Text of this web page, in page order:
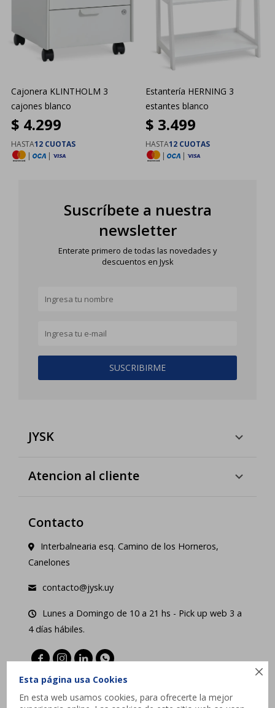

Esta página usa Cookies
En esta web usamos cookies, para ofrecerte la mejor
Cajonera KLINTHOLM 3
cajones blanco
$ 4.299
HASTA12 CUOTAS
|
|
Estantería HERNING 3
estantes blanco
$ 3.499
HASTA12 CUOTAS
|
|
Suscríbete a nuestra
newsletter
Enterate primero de todas las novedades y
descuentos en Jysk
SUSCRIBIRME
JYSK
Atencion al cliente
Contacto
Interbalnearia esq. Camino de los Horneros,
Canelones
contacto@jysk.uy
Lunes a Domingo de 10 a 21 hs - Pick up web 3 a
4 días hábiles.
   